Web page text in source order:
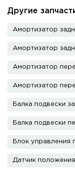
Другие
Амортизатор
Амортизатор
Амортизатор
Амортизатор
Балка подвески
Балка подвески
Блок управления
Датчик